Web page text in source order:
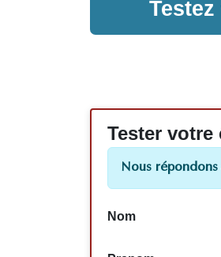
Tester votre
Nous répondons
Nom